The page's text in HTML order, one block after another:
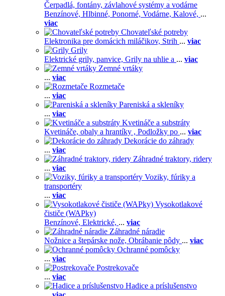
Čerpadlá, fontány, závlahové systémy a vodárne
Benzínové, Hlbinné, Ponorné, Vodárne, Kalové, ...
viac
Chovateľské potreby
Elektronika pre domácich miláčikov, Strih ... viac
Grily
Elektrické grily, panvice, Grily na uhlie a ... viac
Zemné vrtáky
... viac
Rozmetače
... viac
Pareniská a skleníky
... viac
Kvetináče a substráty
Kvetináče, obaly a hrantíky , Podložky po ... viac
Dekorácie do záhrady
... viac
Záhradné traktory, ridery
... viac
Voziky, fúriky a
transportéry
... viac
Vysokotlakové
čističe (WAPky)
Benzínové, Elektrické, ... viac
Záhradné náradie
Nožnice a štepárske nože, Obrábanie pôdy ... viac
Ochranné pomôcky
... viac
Postrekovače
... viac
Hadice a príslušenstvo